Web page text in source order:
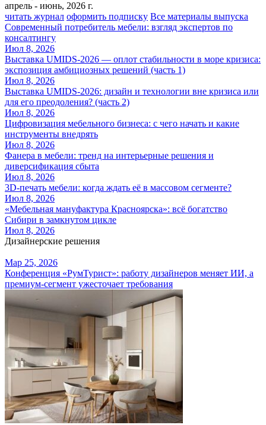
апрель - июнь, 2026 г.
читать журнал оформить подписку Все материалы выпуска
Современный потребитель мебели: взгляд экспертов по
консалтингу
Июл 8, 2026
Выставка UMIDS-2026 — оплот стабильности в море кризиса:
экспозиция амбициозных решений (часть 1)
Июл 8, 2026
Выставка UMIDS-2026: дизайн и технологии вне кризиса или
для его преодоления? (часть 2)
Июл 8, 2026
Цифровизация мебельного бизнеса: с чего начать и какие
инструменты внедрять
Июл 8, 2026
Фанера в мебели: тренд на интерьерные решения и
диверсификация сбыта
Июл 8, 2026
3D-печать мебели: когда ждать её в массовом сегменте?
Июл 8, 2026
«Мебельная мануфактура Красноярска»: всё богатство
Сибири в замкнутом цикле
Июл 8, 2026
Дизайнерские решения
Мар 25, 2026
Конференция «РумТурист»: работу дизайнеров меняет ИИ, а
премиум-сегмент ужесточает требования